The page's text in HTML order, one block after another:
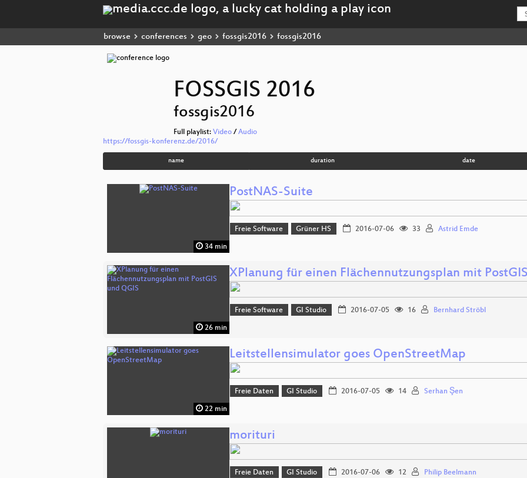
browse conferences geo fossgis2016 fossgis2016
FOSSGIS 2016
fossgis2016
Full playlist: Video / Audio
https://fossgis-konferenz.de/2016/
name duration date
34 min
PostNAS-Suite
Freie Software Grüner HS 2016-07-06 33 Astrid Emde
26 min
XPlanung für einen Flächennutzungsplan mit
Freie Software GI Studio 2016-07-05 16 Bernhard Ströbl
22 min
Leitstellensimulator goes OpenStreetMap
Freie Daten GI Studio 2016-07-05 14 Serhan Şen
morituri
Freie Daten GI Studio 2016-07-06 12 Philip Beelmann